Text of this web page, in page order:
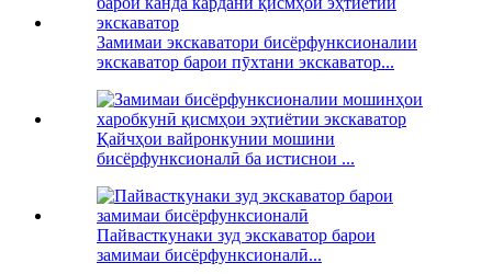
Замимаи экскаватори бисёрфунксионалии
экскаватор барои пӯхтани экскаватор...
Қайчҳои вайронкунии мошини
бисёрфунксионалӣ ба истиснои ...
Пайвасткунаки зуд экскаватор барои
замимаи бисёрфунксионалӣ...